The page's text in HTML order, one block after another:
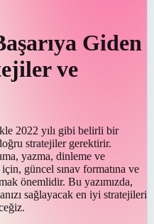
Giden
ve
2022 yılı gibi belirli bir
stratejiler gerektirir.
yazma, dinleme ve
güncel sınav formatına ve
önemlidir. Bu yazımızda,
sağlayacak en iyi stratejileri